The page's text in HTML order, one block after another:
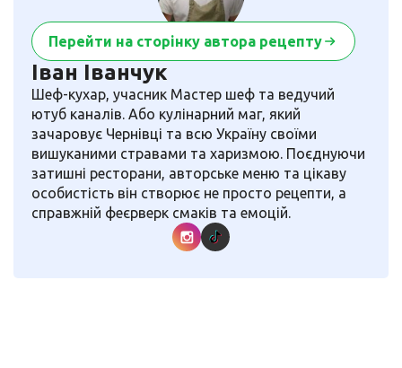
Перейти на сторінку автора рецепту
Іван Іванчук
Шеф-кухар, учасник Мастер шеф та ведучий
ютуб каналів. Або кулінарний маг, який
зачаровує Чернівці та всю Україну своїми
вишуканими стравами та харизмою. Поєднуючи
затишні ресторани, авторське меню та цікаву
особистість він створює не просто рецепти, а
справжній феєрверк смаків та емоцій.